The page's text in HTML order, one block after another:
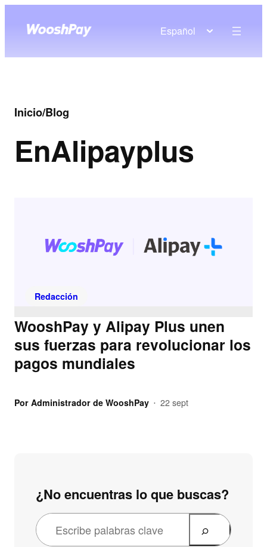
Español
Inicio/Blog
EnAlipayplus
Redacción
WooshPay y Alipay Plus unen
sus fuerzas para revolucionar los
pagos mundiales
Por Administrador de WooshPay • 22 sept
¿No encuentras lo que buscas?
B
u